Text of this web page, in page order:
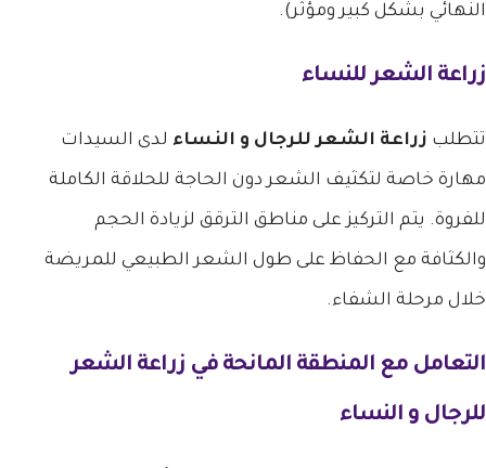
النهائي بشكل كبير ومؤثر).
زراعة الشعر للنساء
تتطلب زراعة الشعر للرجال و النساء لدى السيدات
مهارة خاصة لتكثيف الشعر دون الحاجة للحلاقة الكاملة
للفروة. يتم التركيز على مناطق الترقق لزيادة الحجم
والكثافة مع الحفاظ على طول الشعر الطبيعي للمريضة
خلال مرحلة الشفاء.
التعامل مع المنطقة المانحة في زراعة الشعر
للرجال و النساء